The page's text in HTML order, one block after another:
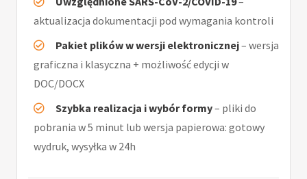
aktualizacja dokumentacji pod wymagania kontroli
Pakiet plików w wersji elektronicznej– wersja
graficzna i klasyczna + możliwość edycji w
DOC/DOCX
Szybka realizacja i wybór formy– pliki do
pobrania w 5 minut lub wersja papierowa: gotowy
wydruk, wysyłka w 24h